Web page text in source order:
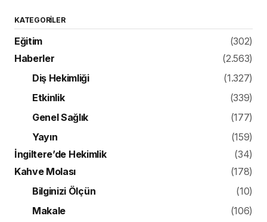
KATEGORILER
Eğitim
(302)
Haberler
(2.563)
Diş Hekimliği
(1.327)
Etkinlik
(339)
Genel Sağlık
(177)
Yayın
(159)
İngiltere’de Hekimlik
(34)
Kahve Molası
(178)
Bilginizi Ölçün
(10)
Makale
(106)